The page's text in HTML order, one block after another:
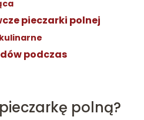
pieczarki polnej
podczas
polną?